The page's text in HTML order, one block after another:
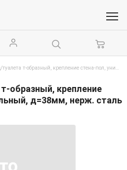
Поручень д/туалета т-образный, крепление стена-пол, универсальный, д=38мм, нерж. сталь AISI 304
образный, крепление
д=38мм, нерж. сталь